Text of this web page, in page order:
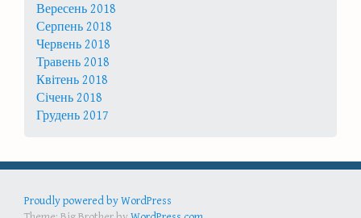
Вересень 2018
Серпень 2018
Червень 2018
Травень 2018
Квітень 2018
Січень 2018
Грудень 2017
Proudly powered by WordPress